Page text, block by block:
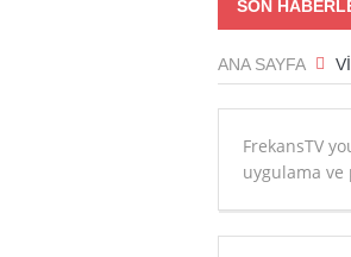
SON
ANA SAYFA
FrekansTV
uygulama